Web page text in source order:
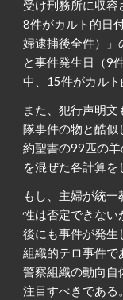
受け刑務所に収容
8件がカルト的日
婦逮捕後全件）」
と事件発生日（9
中、15件がカルト
また、犯行声明
隊事件の物と酷
約聖書の99匹の
を混ぜた各計算を
もし、主婦が統
性は否定できない
後にも事件が発生
組織的テロ事件で
警察組織の動向自
注目すべきである。